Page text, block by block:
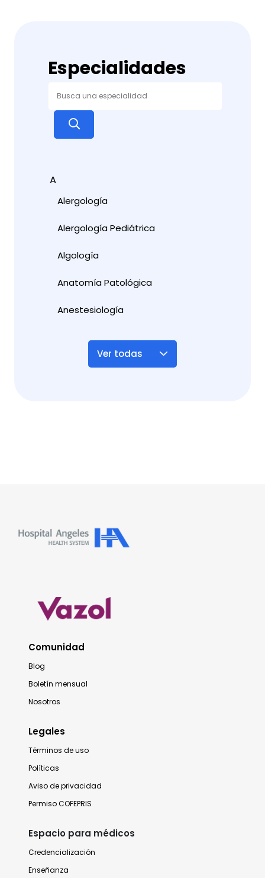
Especialidades
A
Alergología
Alergología Pediátrica
Algología
Anatomía Patológica
Anestesiología
Ver todas
Comunidad
Blog
Boletín mensual
Nosotros
Legales
Términos de uso
Políticas
Aviso de privacidad
Permiso COFEPRIS
Espacio para médicos
Credencialización
Enseñanza